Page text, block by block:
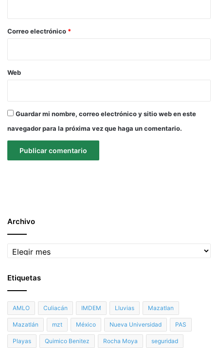
*
Correo electrónico *
Web
Guardar mi nombre, correo electrónico y sitio web en este
navegador para la próxima vez que haga un comentario.
Archivo
Archivo
Etiquetas
AMLO Culiacán IMDEM Lluvias Mazatlan
Mazatlán mzt México Nueva Universidad PAS
Playas Quimico Benitez Rocha Moya seguridad